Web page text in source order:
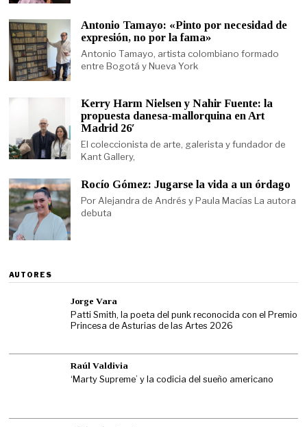
Antonio Tamayo: «Pinto por necesidad de
expresión, no por la fama»
Antonio Tamayo, artista colombiano formado
entre Bogotá y Nueva York
Kerry Harm Nielsen y Nahir Fuente: la
propuesta danesa-mallorquina en Art
Madrid 26′
El coleccionista de arte, galerista y fundador de
Kant Gallery,
Rocío Gómez: Jugarse la vida a un órdago
Por Alejandra de Andrés y Paula Macías La autora
debuta
AUTORES
Jorge Vara
Patti Smith, la poeta del punk reconocida con el Premio
Princesa de Asturias de las Artes 2026
Raúl Valdivia
‘Marty Supreme’ y la codicia del sueño americano